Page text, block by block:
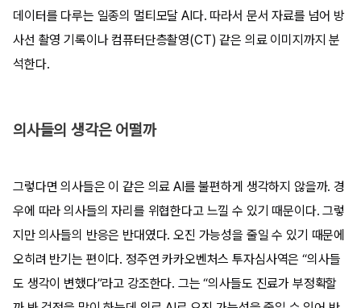
데이터를 다루는 일종의 멀티모달 AI다. 따라서 문서 자료를 넘어 방
사선 촬영 기록이나 컴퓨터단층촬영(CT) 같은 의료 이미지까지 분
석한다.
의사들의 생각은 어떨까
그렇다면 의사들은 이 같은 의료 AI를 불편하게 생각하지 않을까. 경
우에 따라 의사들의 자리를 위협한다고 느낄 수 있기 때문이다. 그렇
지만 의사들의 반응은 반대였다. 오진 가능성을 줄일 수 있기 때문에
오히려 반기는 편이다. 정주연 카카오벤처스 투자심사역은 “의사들
도 생각이 변했다”라고 강조한다. 그는 “의사들도 진료가 부정확할